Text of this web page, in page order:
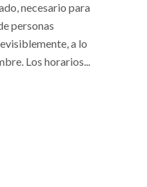
necesario para
personas
a lo
Los horarios...